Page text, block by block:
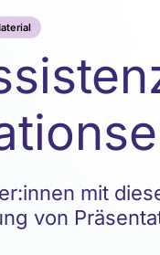
mit
von